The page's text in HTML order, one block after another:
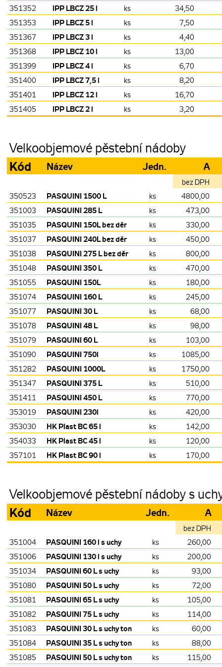
351352
IPP LBCZ 25 l ks
34,50
351353
IPP LBCZ 5 l ks
7,50
351367
IPP LBCZ 3 l ks
4,40
351368
IPP LBCZ 10 l ks
13,00
351399
IPP LBCZ 4 l ks
6,70
351400
IPP LBCZ 7,5 l ks
8,20
351401
IPP LBCZ 12 l ks
16,70
351405
IPP LBCZ 2 l ks 3,20
Velkoobjemové pěstební nádoby
Kód Název Jedn. A
bez DPH
350523 PASQUINI 1500 L ks
4800,00
351003
PASQUINI 285 L ks
473,00
351035
PASQUINI 150L bez děr ks
330,00
351037
PASQUINI 240L bez děr ks
450,00
351038
PASQUINI 275 L bez děr ks
800,00
351048
PASQUINI 350 L ks
470,00
351055
PASQUINI 150L ks
180,00
351074
PASQUINI 160 L ks
245,00
351077
PASQUINI 30 L ks
68,00
351078
PASQUINI 48 L ks
98,00
351079
PASQUINI 60 L ks
103,00
351090
PASQUINI 750l ks
1085,00
351282
PASQUINI 1000L ks
1750,00
351347
PASQUINI 375 L ks
510,00
351411
PASQUINI 450 L ks
770,00
353019
PASQUINI 230l ks
420,00
353030
HK Plast BC 65 l ks
142,00
354033
HK Plast BC 45 l ks
120,00
357101
HK Plast BC 90 l ks 170,00
Velkoobjemové pěstební nádoby s
Kód Název Jedn. A
bez DPH
351004 PASQUINI 160 l s uchy ks
260,00
351006
PASQUINI 130 l s uchy ks
200,00
351034
PASQUINI 60 L s uchy ks
93,00
351080
PASQUINI 50 L s uchy ks
72,00
351081
PASQUINI 65 L s uchy ks
105,00
351082
PASQUINI 75 L s uchy ks
114,00
351083
PASQUINI 30 L s uchy ton ks
60,00
351084
PASQUINI 35 L s uchy ton ks
88,00
351085
PASQUINI 50 L s uchy ton ks 115,00